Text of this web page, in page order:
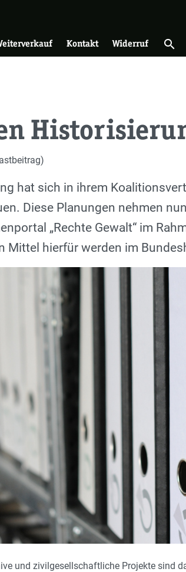
Kontakt Widerruf search
hat sich in ihrem
Diese Planungen nehmen
„Rechte Gewalt“ im
Mittel hierfür werden im
und zivilgesellschaftliche Projekte sind